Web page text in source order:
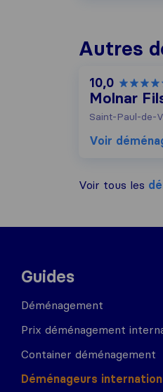
Autres
10,0
Molnar
Saint-Paul-de-
Voir
Voir tous les
Guides
Déménagement
Prix déménagement
Container déménagement
Déménageurs